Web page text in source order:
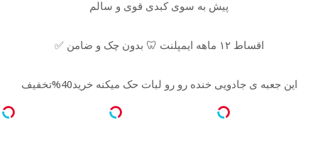
پیش به سوی کبدی قوی و سالم
اقساط ۱۲ ماهه ایمپلنت 🦷 بدون چک و ضامن ✅
این جعبه ی جادویی خنده رو رو لبات حک میکنه خرید40%تخفیف